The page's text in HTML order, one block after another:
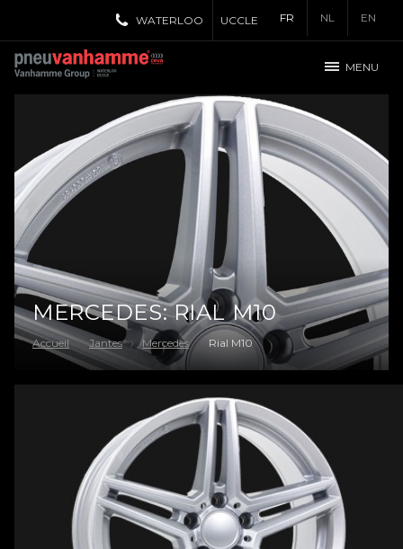
FR NL EN
WATERLOO UCCLE
MENU
MERCEDES: RIAL M10
Accueil Jantes Mercedes Rial M10